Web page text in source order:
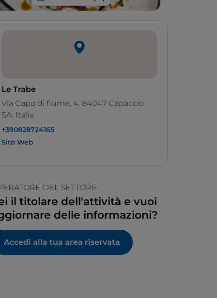
Le Trabe
Via Capo di fiume, 4, 84047 Capaccio
SA, Italia
+390828724165
Sito Web
DEL SETTORE
il titolare dell'attività e vuoi
delle informazioni?
Accedi alla tua area riservata